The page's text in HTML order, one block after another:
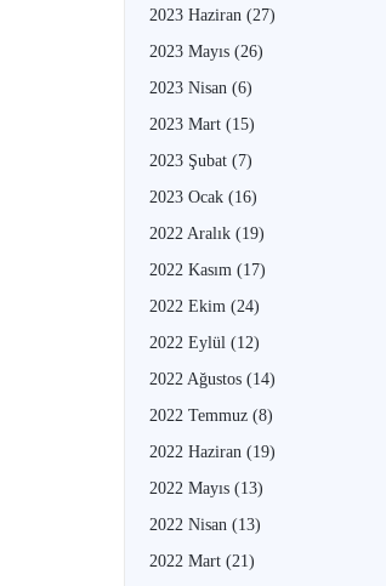
2023 Haziran (27)
2023 Mayıs (26)
2023 Nisan (6)
2023 Mart (15)
2023 Şubat (7)
2023 Ocak (16)
2022 Aralık (19)
2022 Kasım (17)
2022 Ekim (24)
2022 Eylül (12)
2022 Ağustos (14)
2022 Temmuz (8)
2022 Haziran (19)
2022 Mayıs (13)
2022 Nisan (13)
2022 Mart (21)